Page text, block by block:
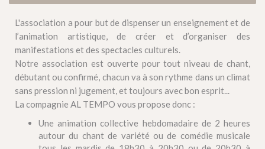
L'association a pour but de dispenser un enseignement et de
l’animation artistique, de créer et d’organiser des
manifestations et des spectacles culturels.
Notre association est ouverte pour tout niveau de chant,
débutant ou confirmé, chacun va à son rythme dans un climat
sans pression ni jugement, et toujours avec bon esprit...
La compagnie AL TEMPO vous propose donc :
Une animation collective hebdomadaire de 2 heures
autour du chant de variété ou de comédie musicale